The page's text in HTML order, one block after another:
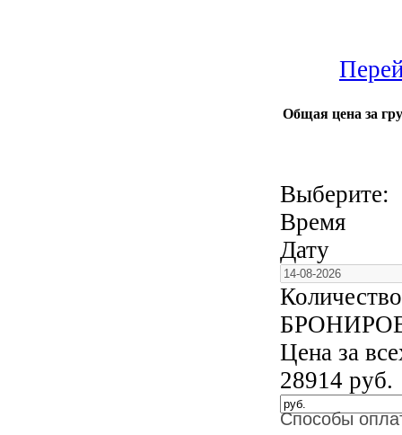
Общая цена за
Выберите:
Время
Дату
Цена за
28914 руб.
Способы